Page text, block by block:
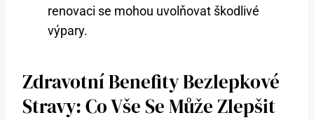
renovaci se mohou uvolňovat škodlivé
výpary.
Zdravotní Benefity Bezlepkové
Stravy: Co Vše Se Může Zlepšit